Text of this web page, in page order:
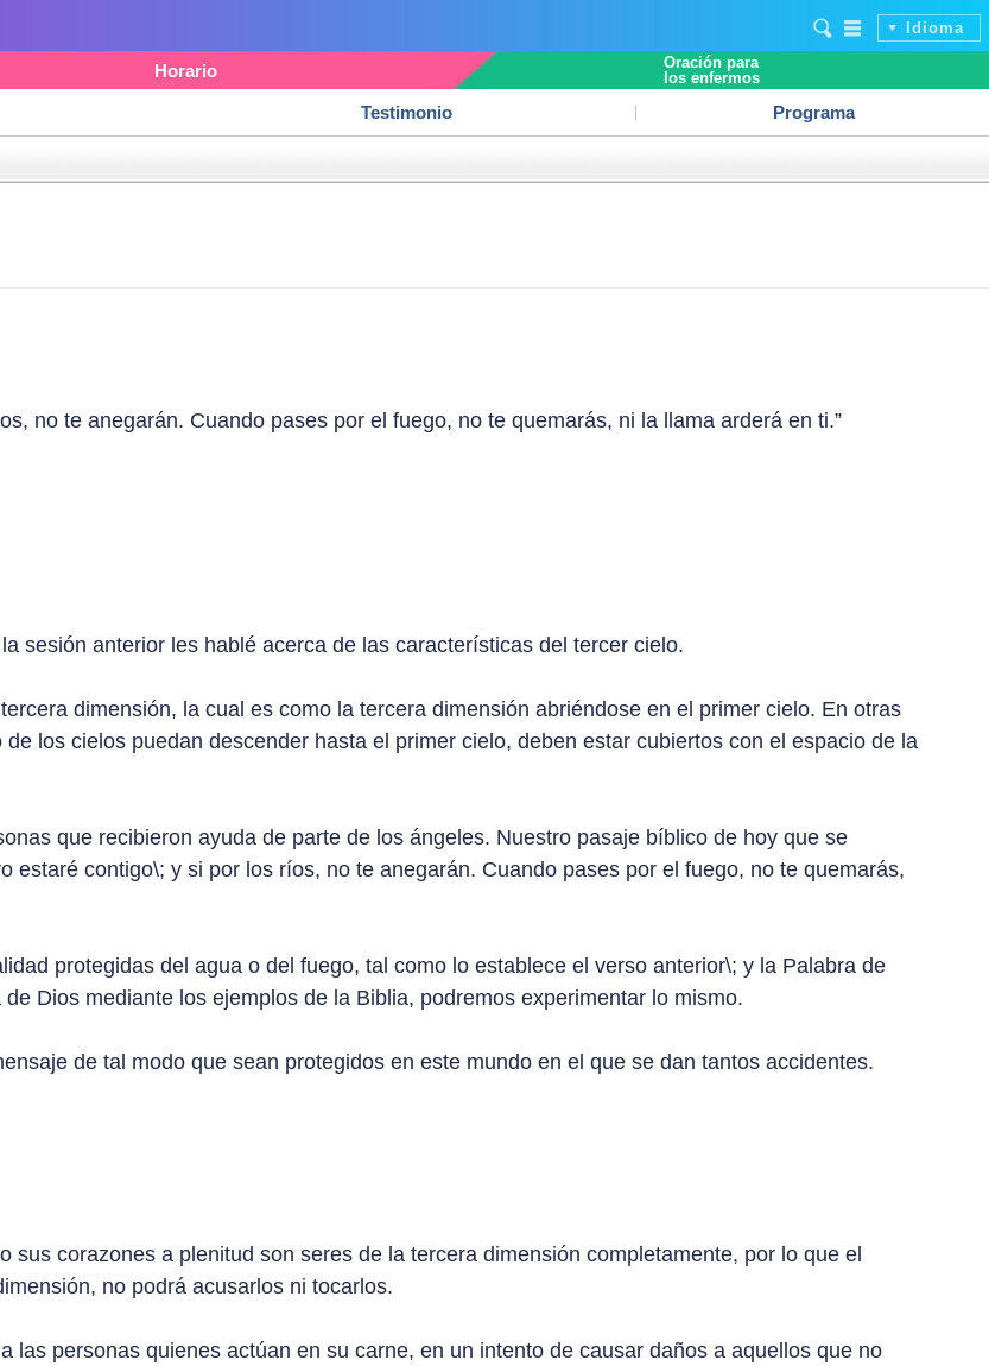
Idioma
Horario
Oración para
los enfermos
Testimonio Programa
no te anegarán. Cuando pases por el fuego, no te quemarás, ni la llama arderá en ti.”
sesión anterior les hablé acerca de las características del tercer cielo.
dimensión, la cual es como la tercera dimensión abriéndose en el primer cielo. En otras
los cielos puedan descender hasta el primer cielo, deben estar cubiertos con el espacio de la
que recibieron ayuda de parte de los ángeles. Nuestro pasaje bíblico de hoy que se
estaré contigo\; y si por los ríos, no te anegarán. Cuando pases por el fuego, no te quemarás,
protegidas del agua o del fuego, tal como lo establece el verso anterior\; y la Palabra de
Dios mediante los ejemplos de la Biblia, podremos experimentar lo mismo.
de tal modo que sean protegidos en este mundo en el que se dan tantos accidentes.
corazones a plenitud son seres de la tercera dimensión completamente, por lo que el
no podrá acusarlos ni tocarlos.
las personas quienes actúan en su carne, en un intento de causar daños a aquellos que no